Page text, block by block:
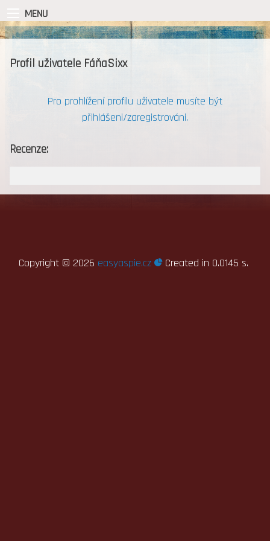
MENU
Profil uživatele FáňaSixx
Pro prohlížení profilu uživatele musíte být
přihlášeni/zaregistrováni.
Recenze:
Copyright © 2026 easyaspie.cz Created in 0.0145 s.